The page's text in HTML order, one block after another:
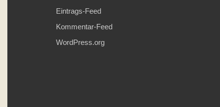
Eintrags-Feed
Kommentar-Feed
WordPress.org